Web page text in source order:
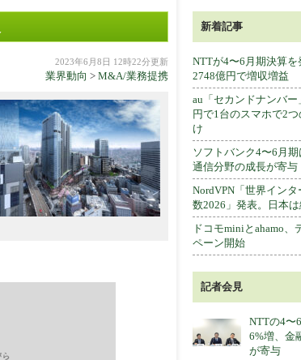
2023年6月8日 12時22分更新
業界動向 > M&A/業務提携
新着記事
NTTが4〜6月期決算を
2748億円で増収増益
au「セカンドナンバ
円で1台のスマホで2
け
ソフトバンク4〜6月
通信分野の成長が寄与
NordVPN「世界イン
数2026」発表。日本
ドコモminiとahamo、
ペーン開始
記者会見
NTTの4〜
6%増、金
が寄与